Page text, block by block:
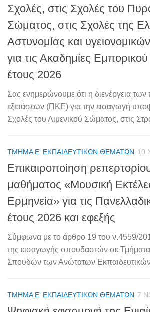
Σχολές, στις Σχολές του
Σώματος, στις Σχολές της
Αστυνομίας και
για τις Ακαδημίες
έτους 2026
Σας ενημερώνουμε ότι η διενέργεια
εξετάσεων (ΠΚΕ) για την εισαγωγή
Σχολές του Λιμενικού Σώματος, στις
ΤΜΉΜΑ Ε' ΕΚΠΑΙΔΕΥΤΙΚΏΝ ΘΕΜΆΤΩΝ 10
Επικαιροποίηση
μαθήματος «Μουσική
Ερμηνεία» για τις
έτους 2026 και εφεξής
Σύμφωνα με το άρθρο 19 του ν.4559/
της εισαγωγής σπουδαστών σε
Σπουδών των Ανώτατων
ΤΜΉΜΑ Ε' ΕΚΠΑΙΔΕΥΤΙΚΏΝ ΘΕΜΆΤΩΝ 7